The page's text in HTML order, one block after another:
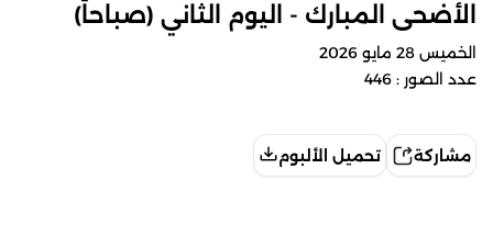
الأضحى المبارك - اليوم الثاني (صباحاً)
الخميس 28 مايو 2026
عدد الصور : 446
مشاركة تحميل الألبوم